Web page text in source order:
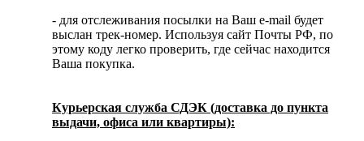
- для отслеживания посылки на Ваш e-mail будет
выслан трек-номер. Используя сайт Почты РФ, по
этому коду легко проверить, где сейчас находится
Ваша покупка.
Курьерская служба СДЭК (доставка до пункта
выдачи, офиса или квартиры):